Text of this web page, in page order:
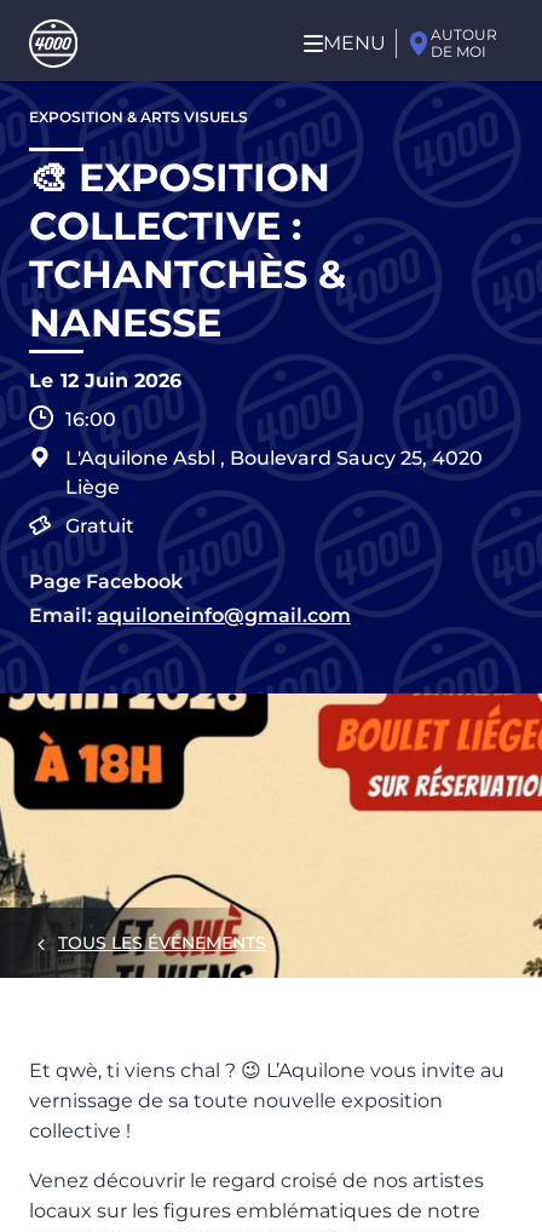
Aller au contenu principal
MENU
AUTOUR
DE MOI
Aller
au
contenu
principal
EXPOSITION & ARTS VISUELS
🎨 EXPOSITION
COLLECTIVE :
TCHANTCHÈS &
NANESSE
Le 12 Juin 2026
16:00
L'Aquilone Asbl , Boulevard Saucy 25,4020
Liège
Gratuit
Page Facebook
Email:aquiloneinfo@gmail.com
TOUS LES ÉVÉNEMENTS
Et qwè, ti viens chal ? 😉 L’Aquilone vous invite au
vernissage de sa toute nouvelle exposition
collective !
Venez découvrir le regard croisé de nos artistes
locaux sur les figures emblématiques de notre